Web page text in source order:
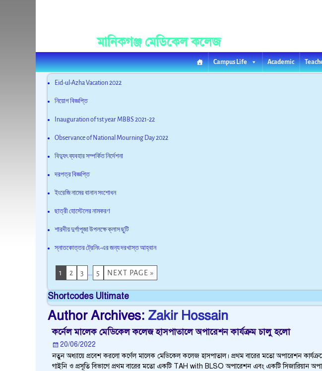
মানিকগঞ্জ মেডিকেল কলেজ
Campus Life Academic
Eid-ul-Azha Vacation 2022
নিয়োগ বিজ্ঞপ্তি
Inauguration of 1st year MBBS 2021-22
Observance of National Mourning Day 2022
বিদ্যুৎ ব্যবহার সম্পর্কিত নির্দেশনা
দরপত্র বিজ্ঞপ্তি
ইংরেজি নামের বানান সংশোধন
ছাত্রী হোস্টেলের নামকরণ
শারদীয় দুর্গাপূজা উপলক্ষে ক্লাস ছুটি
স্নাতকোত্তর ট্রেনিং-এর জন্য দরখাস্ত আহ্বান
1 2 3 5 NEXT PAGE »
Shortcodes Ultimate
Author Archives: Zakir Hossain
কর্নেল মালেক মেডিকেল কলেজ হাসপাতালে অপারেশন কার্যক্রম চালু হলো
20/06/2022
নতুন অধ্যায়ে প্রবেশ করলো কর্ণেল মালেক মেডিকেল কলেজ হাসপাতাল। প্রথম বারের মতো অপারেশন
গাইনি ও প্রসূতি বিভাগে প্রথম বারের মতো একটি TAH with BLSO অপারেশন এবং একটি সিজারিয়ান